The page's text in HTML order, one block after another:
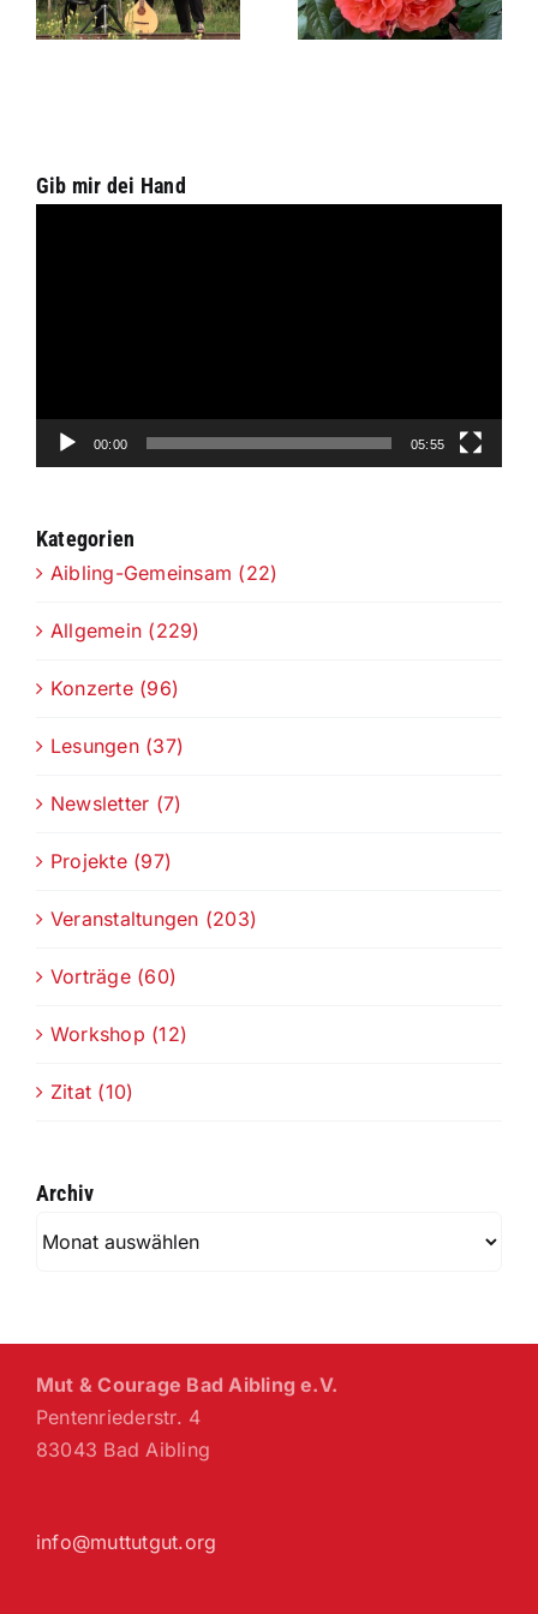
herzlichst
Willkommen
und Raphael
Lichius
Gib mir dei Hand
00:00 05:55
Kategorien
Aibling-Gemeinsam (22)
Allgemein (229)
Konzerte (96)
Lesungen (37)
Newsletter (7)
Projekte (97)
Veranstaltungen (203)
Vorträge (60)
Workshop (12)
Zitat (10)
Archiv
Mut & Courage Bad Aibling e.V.
Pentenriederstr. 4
83043 Bad Aibling
info@muttutgut.org